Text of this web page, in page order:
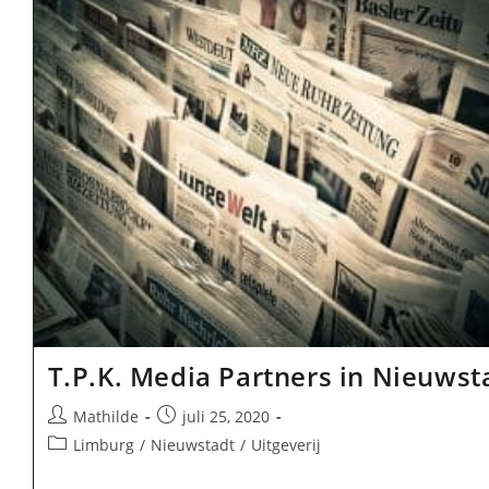
T.P.K. Media Partners in
Bericht
auteur:
Mathilde
Bericht
gepubliceerd
juli 25, 2020
Berichtcategorie:
Limburg / Nieuwstadt / Uitgeverij